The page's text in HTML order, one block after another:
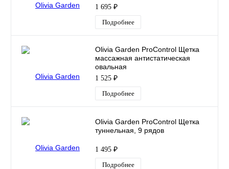
1 695 ₽
Подробнее
Olivia Garden ProControl Щетка
массажная антистатическая
овальная
1 525 ₽
Подробнее
Olivia Garden ProControl Щетка
туннельная, 9 рядов
1 495 ₽
Подробнее